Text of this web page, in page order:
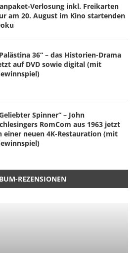
Verlosung inkl. Freikarten
am 20. August im Kino startenden
36“ – das Historien-Drama
auf DVD sowie digital (mit
Spinner“ – John
RomCom aus 1963 jetzt
einer neuen 4K-Restauration (mit
REZENSIONEN